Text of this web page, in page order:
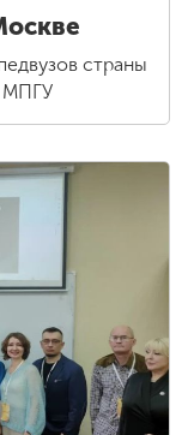
страны
МПГУ